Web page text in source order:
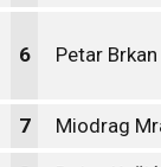
6 Petar Brkan
7 Miodrag